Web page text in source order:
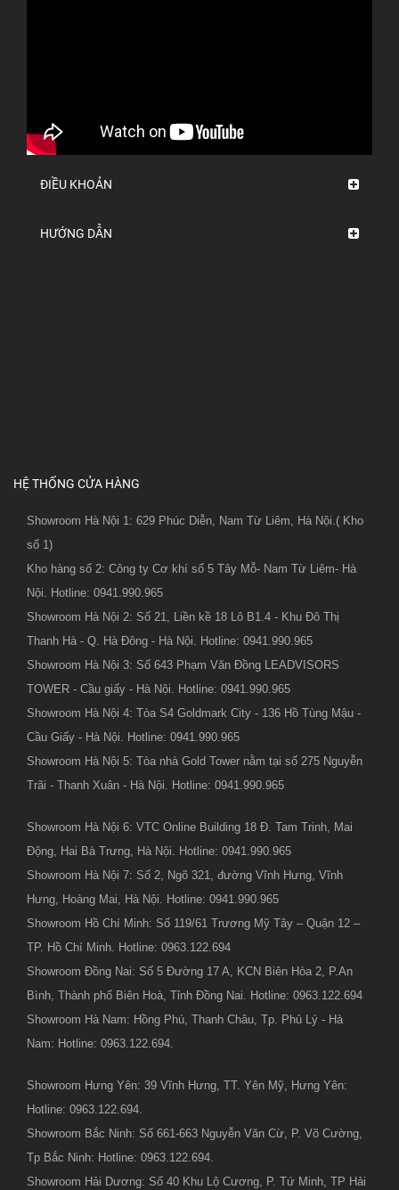
ĐIỀU KHOẢN
HƯỚNG DẪN
HỆ THỐNG CỬA HÀNG
Showroom Hà Nội 1: 629 Phúc Diễn, Nam Từ Liêm, Hà Nội.( Kho
số 1)
Kho hàng số 2: Công ty Cơ khí số 5 Tây Mỗ- Nam Từ Liêm- Hà
Nội. Hotline: 0941.990.965
Showroom Hà Nội 2: Số 21, Liền kề 18 Lô B1.4 - Khu Đô Thị
Thanh Hà - Q. Hà Đông - Hà Nội. Hotline: 0941.990.965
Showroom Hà Nội 3: Số 643 Phạm Văn Đồng LEADVISORS
TOWER - Cầu giấy - Hà Nội. Hotline: 0941.990.965
Showroom Hà Nội 4: Tòa S4 Goldmark City - 136 Hồ Tùng Mậu -
Cầu Giấy - Hà Nội. Hotline: 0941.990.965
Showroom Hà Nội 5: Tòa nhà Gold Tower nằm tại số 275 Nguyễn
Trãi - Thanh Xuân - Hà Nội. Hotline: 0941.990.965
Showroom Hà Nội 6: VTC Online Building 18 Đ. Tam Trinh, Mai
Động, Hai Bà Trưng, Hà Nội. Hotline: 0941.990.965
Showroom Hà Nội 7: Số 2, Ngõ 321, đường Vĩnh Hưng, Vĩnh
Hưng, Hoàng Mai, Hà Nội. Hotline: 0941.990.965
Showroom Hồ Chí Minh: Số 119/61 Trương Mỹ Tây – Quận 12 –
TP. Hồ Chí Minh. Hotline: 0963.122.694
Showroom Đồng Nai: Số 5 Đường 17 A, KCN Biên Hòa 2, P.An
Bình, Thành phố Biên Hoà, Tỉnh Đồng Nai. Hotline: 0963.122.694
Showroom Hà Nam: Hồng Phú, Thanh Châu, Tp. Phủ Lý - Hà
Nam: Hotline: 0963.122.694.
Showroom Hưng Yên: 39 Vĩnh Hưng, TT. Yên Mỹ, Hưng Yên:
Hotline: 0963.122.694.
Showroom Bắc Ninh: Số 661-663 Nguyễn Văn Cừ, P. Võ Cường,
Tp Bắc Ninh: Hotline: 0963.122.694.
Showroom Hải Dương: Số 40 Khu Lộ Cương, P. Tứ Minh, TP Hải